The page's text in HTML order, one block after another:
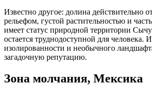
Известно другое: долина действительно
рельефом, густой растительностью и
имеет статус природной территории
остается труднодоступной для человека.
изолированности и необычного
загадочную репутацию.
Зона молчания, Мексика